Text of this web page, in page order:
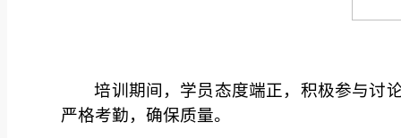
培训期间，学员态度端正，积极参与讨
严格考勤，确保质量。